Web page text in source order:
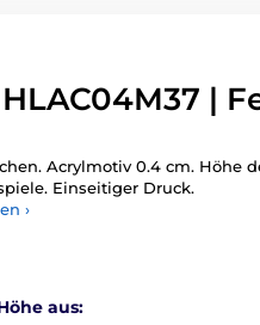
|
Acrylmotiv 0.4 cm. Höhe
Einseitiger Druck.
›
aus: